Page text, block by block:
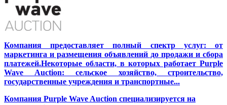
Компания предоставляет полный спектр услуг: от
маркетинга и размещения объявлений до продажи и сбора
платежей.Некоторые области, в которых работает Purple
Wave Auction: сельское хозяйство, строительство,
государственные учреждения и транспортные...
Компания Purple Wave Auction специализируется на